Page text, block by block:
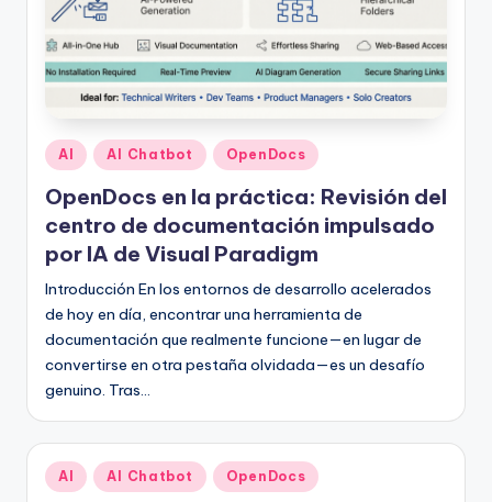
Publicado
en
AI AI Chatbot OpenDocs
OpenDocs en la práctica: Revisión del
centro de documentación impulsado
por IA de Visual Paradigm
Introducción En los entornos de desarrollo acelerados
de hoy en día, encontrar una herramienta de
documentación que realmente funcione—en lugar de
convertirse en otra pestaña olvidada—es un desafío
genuino. Tras…
Publicado
en
AI AI Chatbot OpenDocs